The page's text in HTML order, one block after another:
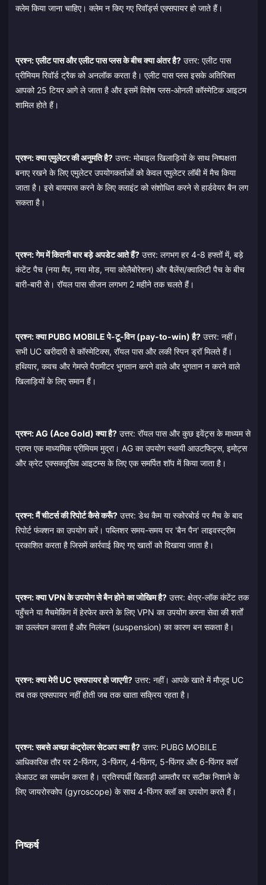
क्लेम किया जाना चाहिए। क्लेम न किए गए रिवॉर्ड्स एक्सपायर हो जाते हैं।
प्रश्न: एलीट पास और एलीट पास प्लस के बीच क्या अंतर है? उत्तर: एलीट पास
प्रीमियम रिवॉर्ड ट्रैक को अनलॉक करता है। एलीट पास प्लस इसके अतिरिक्त
आपको 25 टियर आगे ले जाता है और इसमें विशेष प्लस-ओनली कॉस्मेटिक आइटम
शामिल होते हैं।
प्रश्न: क्या एमुलेटर की अनुमति है? उत्तर: मोबाइल खिलाड़ियों के साथ निष्पक्षता
बनाए रखने के लिए एमुलेटर उपयोगकर्ताओं को केवल एमुलेटर लॉबी में मैच किया
जाता है। इसे बायपास करने के लिए क्लाइंट को संशोधित करने से हार्डवेयर बैन लग
सकता है।
प्रश्न: गेम में कितनी बार बड़े अपडेट आते हैं? उत्तर: लगभग हर 4-8 हफ्तों में, बड़े
कंटेंट पैच (नया मैप, नया मोड, नया कोलैबोरेशन) और बैलेंस/क्वालिटी पैच के बीच
बारी-बारी से। रॉयल पास सीजन लगभग 2 महीने तक चलते हैं।
प्रश्न: क्या PUBG MOBILE पे-टू-विन (pay-to-win) है? उत्तर: नहीं।
सभी UC खरीदारी से कॉस्मेटिक्स, रॉयल पास और लकी स्पिन ड्रॉ मिलते हैं।
हथियार, कवच और गेमप्ले पैरामीटर भुगतान करने वाले और भुगतान न करने वाले
खिलाड़ियों के लिए समान हैं।
प्रश्न: AG (Ace Gold) क्या है? उत्तर: रॉयल पास और कुछ इवेंट्स के माध्यम से
प्राप्त एक माध्यमिक प्रीमियम मुद्रा। AG का उपयोग स्थायी आउटफिट्स, इमोट्स
और क्रेट एक्सक्लूसिव आइटम्स के लिए एक समर्पित शॉप में किया जाता है।
प्रश्न: मैं चीटर्स की रिपोर्ट कैसे करूँ? उत्तर: डेथ कैम या स्कोरबोर्ड पर मैच के बाद
रिपोर्ट फंक्शन का उपयोग करें। पब्लिशर समय-समय पर 'बैन पैन' लाइवस्ट्रीम
प्रकाशित करता है जिसमें कार्रवाई किए गए खातों को दिखाया जाता है।
प्रश्न: क्या VPN के उपयोग से बैन होने का जोखिम है? उत्तर: क्षेत्र-लॉक कंटेंट तक
पहुँचने या मैचमेकिंग में हेरफेर करने के लिए VPN का उपयोग करना सेवा की शर्तों
का उल्लंघन करता है और निलंबन (suspension) का कारण बन सकता है।
प्रश्न: क्या मेरी UC एक्सपायर हो जाएगी? उत्तर: नहीं। आपके खाते में मौजूद UC
तब तक एक्सपायर नहीं होती जब तक खाता सक्रिय रहता है।
प्रश्न: सबसे अच्छा कंट्रोलर सेटअप क्या है? उत्तर: PUBG MOBILE
आधिकारिक तौर पर 2-फिंगर, 3-फिंगर, 4-फिंगर, 5-फिंगर और 6-फिंगर क्लॉ
लेआउट का समर्थन करता है। प्रतिस्पर्धी खिलाड़ी आमतौर पर सटीक निशाने के
लिए जायरोस्कोप (gyroscope) के साथ 4-फिंगर क्लॉ का उपयोग करते हैं।
निष्कर्ष